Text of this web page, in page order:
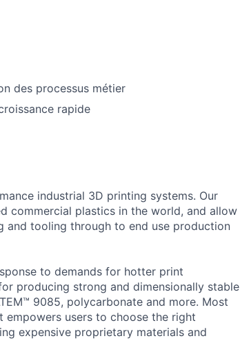
des processus métier
rapide
industrial 3D printing systems. Our
commercial plastics in the world, and allow
tooling through to end use production
to demands for hotter print
producing strong and dimensionally stable
9085, polycarbonate and more. Most
users to choose the right
expensive proprietary materials and